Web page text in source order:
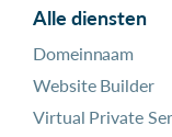
Alle diensten
Domeinnaam
Website Builder
Virtual Private